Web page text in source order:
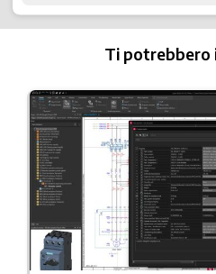
Ti potrebbero